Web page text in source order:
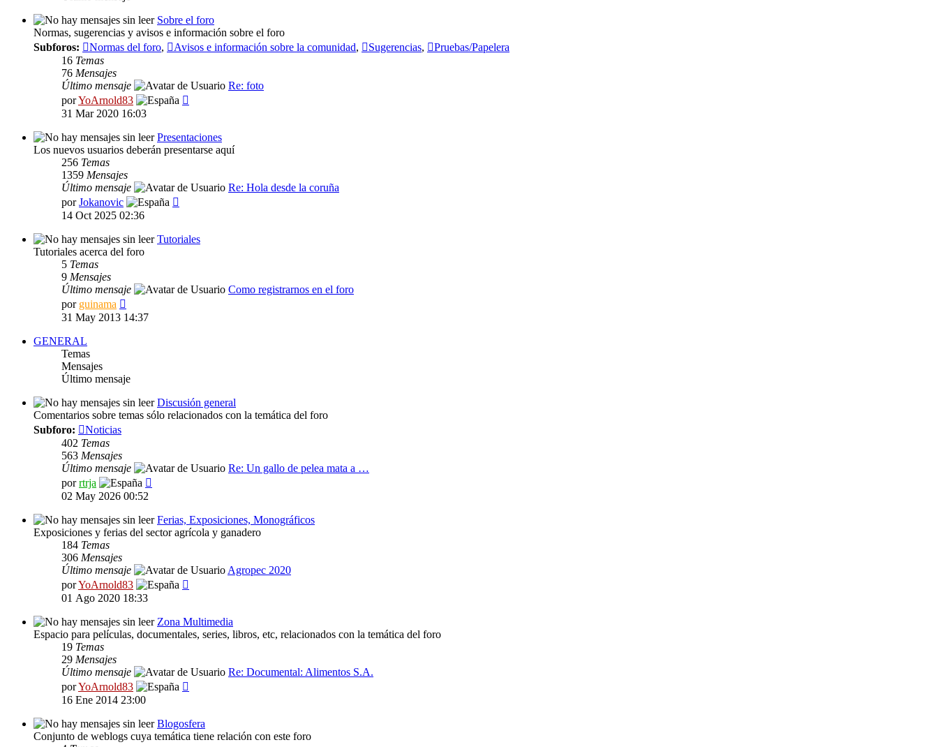
Sobre el foro
Normas, sugerencias y avisos e información sobre el foro
Subforos:
Normas del foro, Avisos e información sobre la comunidad, Sugerencias,
Pruebas/Papelera
16 Temas
76 Mensajes
Último mensaje
Re: foto
porYoArnold83
31 Mar 2020 16:03
Presentaciones
Los nuevos usuarios deberán presentarse aquí
256 Temas
1359 Mensajes
Último mensaje
Re: Hola desde la coruña
porJokanovic
14 Oct 2025 02:36
Tutoriales
Tutoriales acerca del foro
5 Temas
9 Mensajes
Último mensaje
Como registrarnos en el foro
por guinama
último
31 May 2013 14:37
GENERAL
Temas
Mensajes
Último mensaje
Discusión general
Comentarios sobre temas sólo relacionados con la temática del foro
Subforo:
Noticias
402 Temas
563 Mensajes
Último mensaje
Re: Un gallo de pelea mata a …
porrtrja
02 May 2026 00:52
Ferias, Exposiciones, Monográficos
Exposiciones y ferias del sector agrícola y ganadero
184 Temas
306 Mensajes
Último mensaje
Agropec 2020
porYoArnold83
01 Ago 2020 18:33
Zona Multimedia
Espacio para películas, documentales, series, libros, etc, relacionados con la temática del foro
19 Temas
29 Mensajes
Último mensaje
Re: Documental: Alimentos S.A.
porYoArnold83
16 Ene 2014 23:00
Blogosfera
Conjunto de weblogs cuya temática tiene relación con este foro